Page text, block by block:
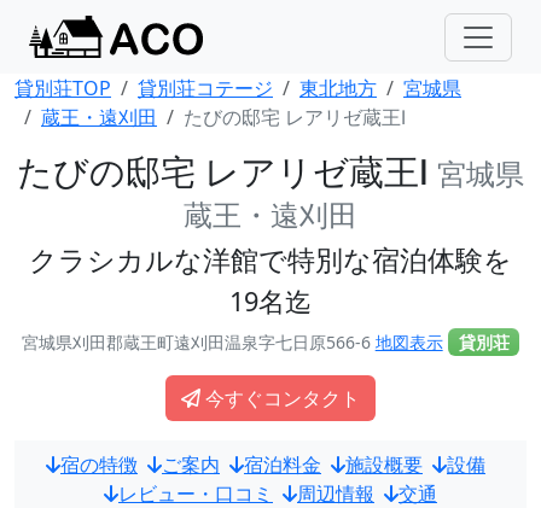
貸別荘TOP 貸別荘コテージ 東北地方
宮城県
蔵王・遠刈田
たびの邸宅 レアリゼ蔵王Ⅰ
たびの邸宅 レアリゼ蔵王Ⅰ 宮城県
蔵王・遠刈田
クラシカルな洋館で特別な宿泊体験を
19名迄
宮城県刈田郡蔵王町遠刈田温泉字七日原566-6 地図表示 貸別荘
今すぐコンタクト
宿の特徴 ご案内 宿泊料金 施設概要
設備
レビュー・口コミ
周辺情報 交通